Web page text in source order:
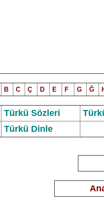
B C Ç D E F G Ğ
Türkü Sözleri
Türkü Dinle